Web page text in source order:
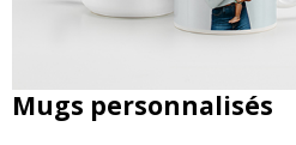
Mugs personnalisés